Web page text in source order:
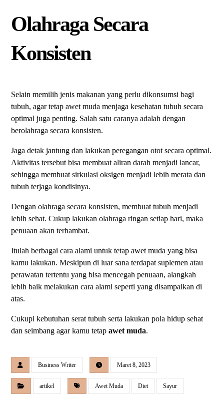
Olahraga Secara
Konsisten
Selain memilih jenis makanan yang perlu dikonsumsi bagi
tubuh, agar tetap awet muda menjaga kesehatan tubuh secara
optimal juga penting. Salah satu caranya adalah dengan
berolahraga secara konsisten.
Jaga detak jantung dan lakukan peregangan otot secara optimal.
Aktivitas tersebut bisa membuat aliran darah menjadi lancar,
sehingga membuat sirkulasi oksigen menjadi lebih merata dan
tubuh terjaga kondisinya.
Dengan olahraga secara konsisten, membuat tubuh menjadi
lebih sehat. Cukup lakukan olahraga ringan setiap hari, maka
penuaan akan terhambat.
Itulah berbagai cara alami untuk tetap awet muda yang bisa
kamu lakukan. Meskipun di luar sana terdapat suplemen atau
perawatan tertentu yang bisa mencegah penuaan, alangkah
lebih baik melakukan cara alami seperti yang disampaikan di
atas.
Cukupi kebutuhan serat tubuh serta lakukan pola hidup sehat
dan seimbang agar kamu tetapawet muda.
Business Writer Maret 8, 2023
artikel Awet Muda Diet Sayur